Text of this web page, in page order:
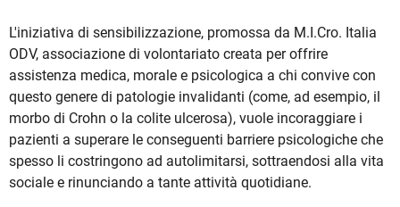
L'iniziativa di sensibilizzazione, promossa da M.I.Cro. Italia
ODV, associazione di volontariato creata per offrire
assistenza medica, morale e psicologica a chi convive con
questo genere di patologie invalidanti (come, ad esempio, il
morbo di Crohn o la colite ulcerosa), vuole incoraggiare i
pazienti a superare le conseguenti barriere psicologiche che
spesso li costringono ad autolimitarsi, sottraendosi alla vita
sociale e rinunciando a tante attività quotidiane.